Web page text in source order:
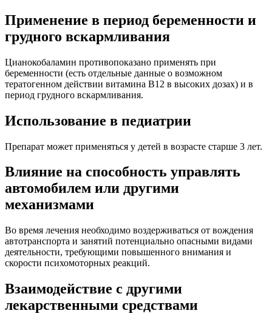
Применение в период беременности и
грудного вскармливания
Цианокобаламин противопоказано применять при
беременности (есть отдельные данные о возможном
тератогенном действии витамина В12 в высоких дозах) и в
период грудного вскармливания.
Использование в педиатрии
Препарат может применяться у детей в возрасте старше 3 лет.
Влияние на способность управлять
автомобилем или другими
механизмами
Во время лечения необходимо воздерживаться от вождения
автотранспорта и занятий потенциально опасными видами
деятельности, требующими повышенного внимания и
скорости психомоторных реакций.
Взаимодействие с другими
лекарственными средствами